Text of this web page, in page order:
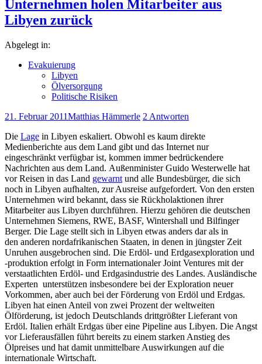
Unternehmen holen Mitarbeiter aus
Libyen zurück
Abgelegt in:
Evakuierung
Libyen
Ölversorgung
Politische Risiken
21. Februar 2011Matthias Hämmerle 2 Antworten
Die Lage in Libyen eskaliert. Obwohl es kaum direkte
Medienberichte aus dem Land gibt und das Internet nur
eingeschränkt verfügbar ist, kommen immer bedrückendere
Nachrichten aus dem Land. Außenminister Guido Westerwelle hat
vor Reisen in das Land gewarnt und alle Bundesbürger, die sich
noch in Libyen aufhalten, zur Ausreise aufgefordert. Von den ersten
Unternehmen wird bekannt, dass sie Rückholaktionen ihrer
Mitarbeiter aus Libyen durchführen. Hierzu gehören die deutschen
Unternehmen Siemens, RWE, BASF, Wintershall und Bilfinger
Berger. Die Lage stellt sich in Libyen etwas anders dar als in
den anderen nordafrikanischen Staaten, in denen in jüngster Zeit
Unruhen ausgebrochen sind. Die Erdöl- und Erdgasexploration und
-produktion erfolgt in Form internationaler Joint Ventures mit der
verstaatlichten Erdöl- und Erdgasindustrie des Landes. Ausländische
Experten unterstützen insbesondere bei der Exploration neuer
Vorkommen, aber auch bei der Förderung von Erdöl und Erdgas.
Libyen hat einen Anteil von zwei Prozent der weltweiten
Ölförderung, ist jedoch Deutschlands drittgrößter Lieferant von
Erdöl. Italien erhält Erdgas über eine Pipeline aus Libyen. Die Angst
vor Lieferausfällen führt bereits zu einem starken Anstieg des
Ölpreises und hat damit unmittelbare Auswirkungen auf die
internationale Wirtschaft.